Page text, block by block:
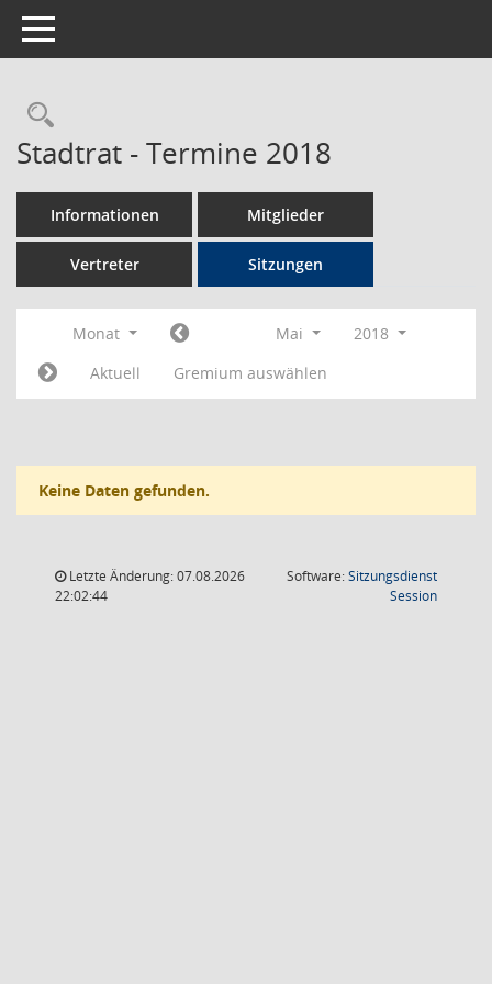
Toggle navigation
Rechercheauswahl
Stadtrat - Termine 2018
Informationen Mitglieder
Vertreter Sitzungen
Monat Mai
2018
Aktuell
Gremium auswählen
Keine Daten gefunden.
Letzte Änderung: 07.08.2026
22:02:44
Software:Sitzungsdienst
Session(Wird in